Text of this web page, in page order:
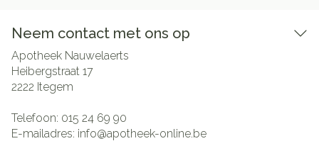
Neem contact met ons op
Apotheek Nauwelaerts
Heibergstraat 17
2222 Itegem
Telefoon: 015 24 69 90
E-mailadres: info@apotheek-online.be